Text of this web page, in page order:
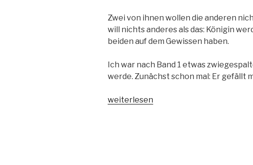
Zwei von ihnen wollen die anderen
will nichts anderes als das: Königin
beiden auf dem Gewissen haben.
Ich war nach Band 1 etwas
werde. Zunächst schon mal: Er gefällt
„Der
weiterlesen